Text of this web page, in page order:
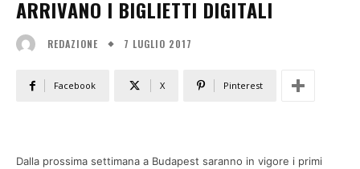
ARRIVANO I BIGLIETTI DIGITALI
REDAZIONE 7 LUGLIO 2017
Facebook X Pinterest
Dalla prossima settimana a Budapest saranno in vigore i primi